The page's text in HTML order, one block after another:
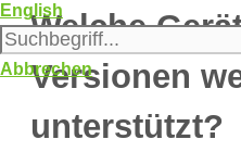
English
Abbrechen
Welche
Versionen
unterstützt?